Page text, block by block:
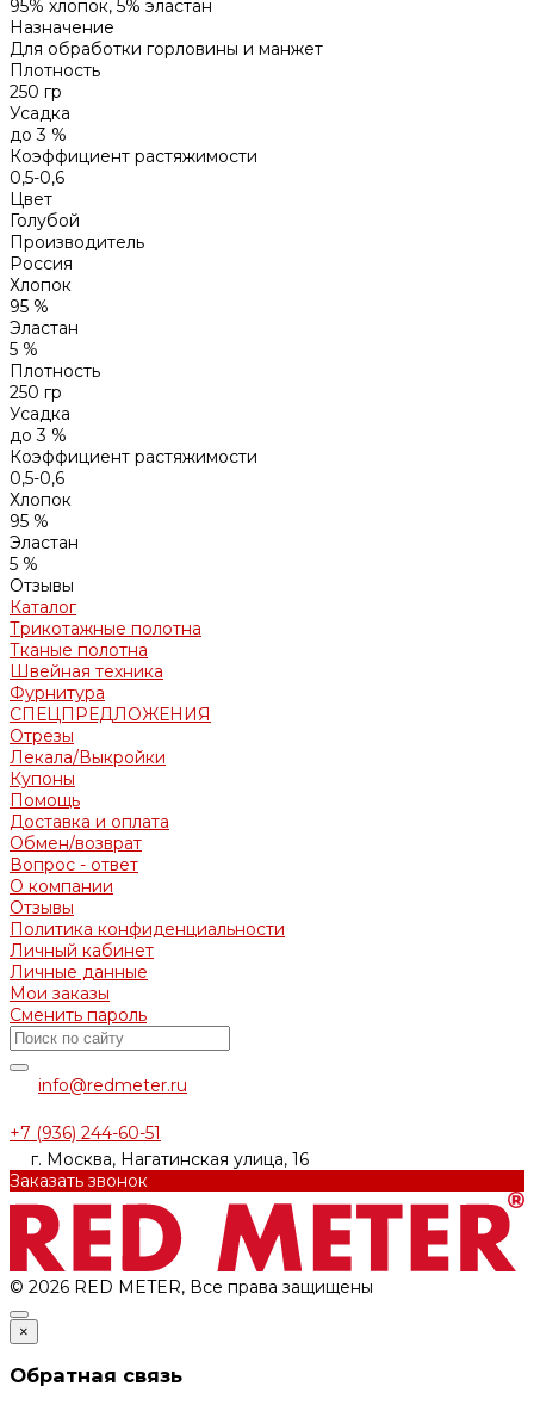
95% хлопок, 5% эластан
Назначение
Для обработки горловины и манжет
Плотность
250 гр
Усадка
до 3 %
Коэффициент растяжимости
0,5-0,6
Цвет
Голубой
Производитель
Россия
Хлопок
95 %
Эластан
5 %
Плотность
250 гр
Усадка
до 3 %
Коэффициент растяжимости
0,5-0,6
Хлопок
95 %
Эластан
5 %
Отзывы
Каталог
Трикотажные полотна
Тканые полотна
Швейная техника
Фурнитура
СПЕЦПРЕДЛОЖЕНИЯ
Отрезы
Лекала/Выкройки
Купоны
Помощь
Доставка и оплата
Обмен/возврат
Вопрос - ответ
О компании
Отзывы
Политика конфиденциальности
Личный кабинет
Личные данные
Мои заказы
Сменить пароль
info@redmeter.ru
+7 (936) 244-60-51
г. Москва, Нагатинская улица, 16
Заказать звонок
© 2026 RED METER, Все права защищены
×
Обратная связь